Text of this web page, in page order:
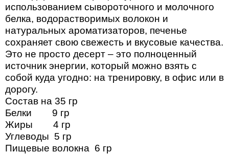
использованием сывороточного и молочного
белка, водорастворимых волокон и
натуральных ароматизаторов, печенье
сохраняет свою свежесть и вкусовые качества.
Это не просто десерт – это полноценный
источник энергии, который можно взять с
собой куда угодно: на тренировку, в офис или в
дорогу.
Состав на 35 гр
Белки 9 гр
Жиры 4 гр
Углеводы 5 гр
Пищевые волокна 6 гр